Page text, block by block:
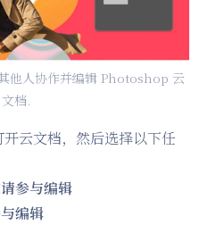
他人协作并编辑 Photoshop 云
文档.
云文档，然后选择以下任
参与编辑
编辑